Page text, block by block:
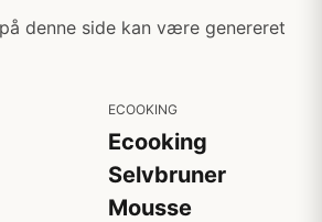
denne side kan være genereret
ECOOKING
Ecooking
Selvbruner
Mousse